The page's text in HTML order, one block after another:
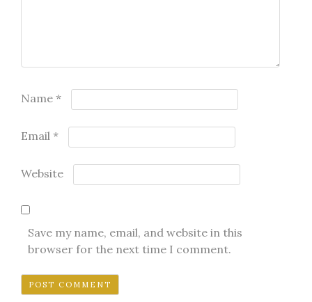
Name *
Email *
Website
Save my name, email, and website in this
browser for the next time I comment.